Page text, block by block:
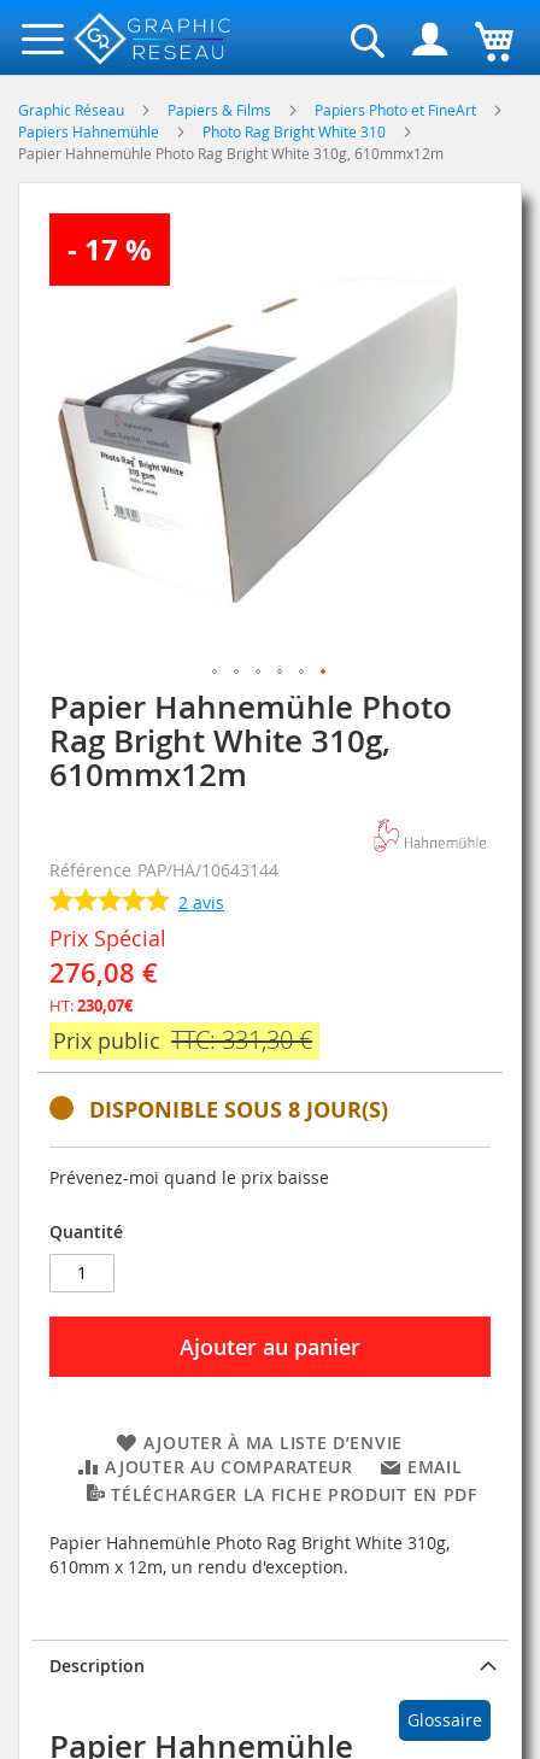
Rechercher
Graphic Réseau Papiers & Films
Papiers Photo et FineArt
Papiers Hahnemühle
Photo Rag Bright White 310
Papier Hahnemühle Photo Rag Bright White 310g, 610mmx12m
Papier Hahnemühle Photo
Rag Bright White 310g,
610mmx12m
Référence PAP/HA/10643144
2 avis
Prix Spécial
276,08 €
HT:230,07€
Prix public TTC: 331,30 €
DISPONIBLE SOUS 8 JOUR(S)
Prévenez-moi quand le prix baisse
Quantité
Ajouter au panier
AJOUTER À MA LISTE D’ENVIE
AJOUTER AU COMPARATEUR
EMAIL
TÉLÉCHARGER LA FICHE PRODUIT EN PDF
Papier Hahnemühle Photo Rag Bright White 310g,
610mm x 12m, un rendu d'exception.
gallery
- 17 %
Skip
to
the
beginning
gallery
Description
Glossaire
Papier Hahnemühle